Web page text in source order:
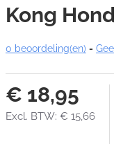
Kong
0 beoordeling(en) -
€ 18,95
Excl. BTW: € 15,66